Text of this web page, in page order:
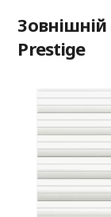
Зовнішній
Prestige